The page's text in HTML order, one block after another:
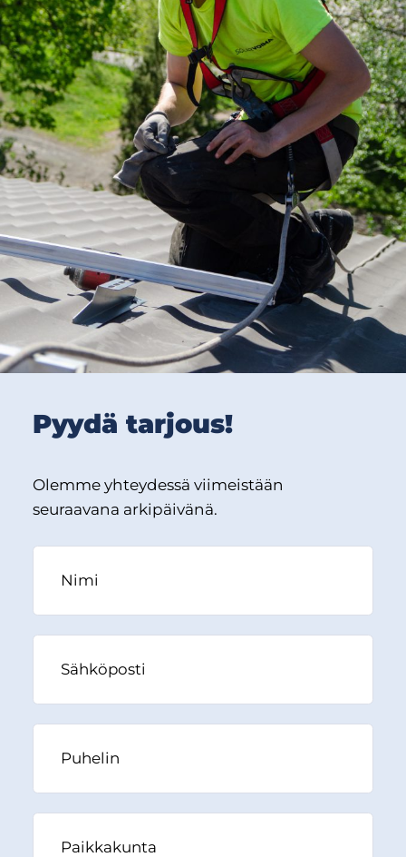
Pyydä tarjous!
Olemme yhteydessä viimeistään
seuraavana arkipäivänä.